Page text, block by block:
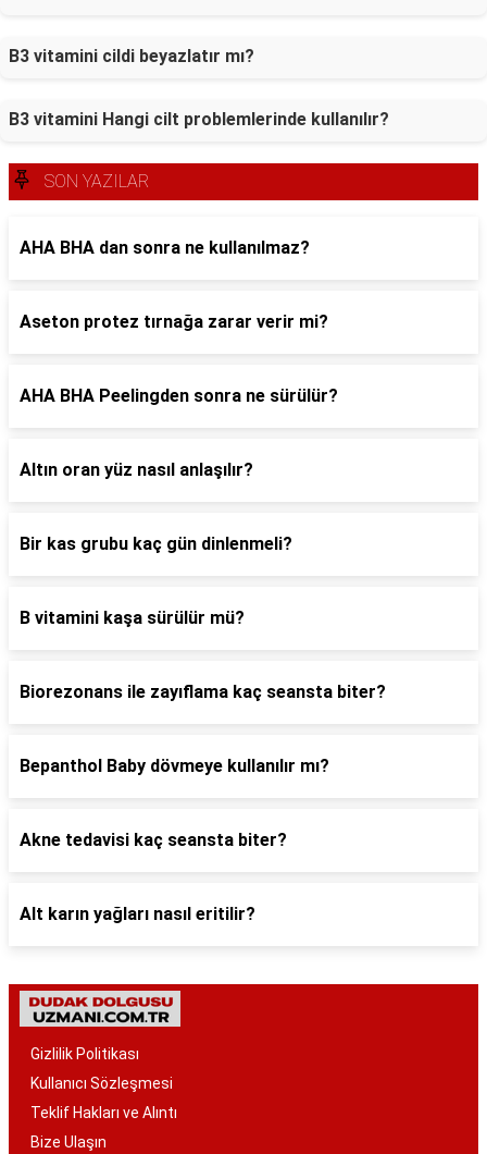
B3 vitamini cildi beyazlatır mı?
B3 vitamini Hangi cilt problemlerinde kullanılır?
SON YAZILAR
AHA BHA dan sonra ne kullanılmaz?
Aseton protez tırnağa zarar verir mi?
AHA BHA Peelingden sonra ne sürülür?
Altın oran yüz nasıl anlaşılır?
Bir kas grubu kaç gün dinlenmeli?
B vitamini kaşa sürülür mü?
Biorezonans ile zayıflama kaç seansta biter?
Bepanthol Baby dövmeye kullanılır mı?
Akne tedavisi kaç seansta biter?
Alt karın yağları nasıl eritilir?
Gizlilik Politikası
Kullanıcı Sözleşmesi
Teklif Hakları ve Alıntı
Bize Ulaşın